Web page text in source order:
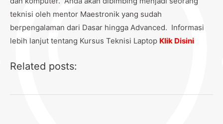
teknisi oleh mentor Maestronik yang sudah
berpengalaman dari Dasar hingga Advanced. Informasi
lebih lanjut tentang Kursus Teknisi Laptop Klik Disini
Related posts: